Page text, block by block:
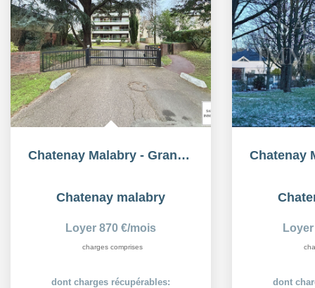
Chatenay Malabry - Grand studio à deux pas du Parc de Sceaux
Chatenay malabry
Loyer 870 €/mois
charges comprises
dont charges récupérables:
dont